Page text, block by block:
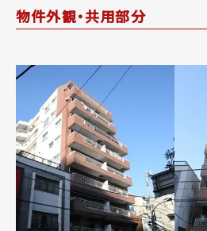
物件外観・共用部分